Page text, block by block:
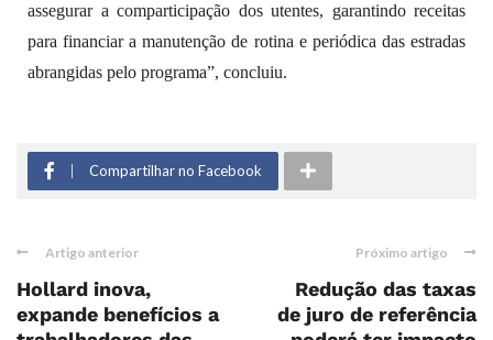
assegurar a comparticipação dos utentes, garantindo receitas
para financiar a manutenção de rotina e periódica das estradas
abrangidas pelo programa”, concluiu.
Compartilhar no Facebook
Artigo anterior
Hollard inova,
expande benefícios a
Próximo artigo
Redução das taxas
de juro de referência